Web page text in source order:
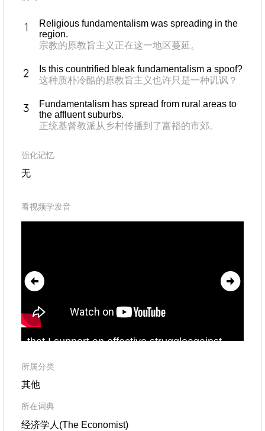
Religious fundamentalism was spreading in the
region.
宗教的原教旨主义正在这一地区蔓延。
Is this countrified bleak fundamentalism a spoof?
这种质朴冷酷的原教旨主义也许只是一种讥讽？
Fundamentalism has spread from rural areas to
the affluent suburbs.
正统基督教派从乡村传播到了富裕的市郊。
强化记忆
无
看视频学发音
that I support an effective struggleagainst
must itself
所属分类
其他
所在词典
经济学人(The Economist)